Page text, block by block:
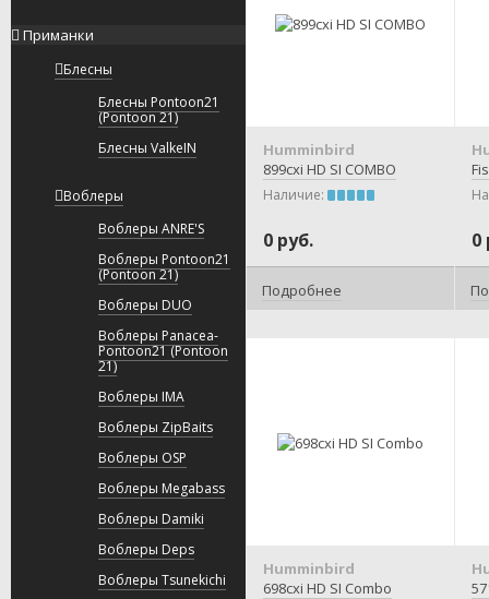
Humminbird
899cxi HD SI COMBO
Наличие:
0 руб.
Подробнее
0
Humminbird
698cxi HD SI Combo
Приманки
Блесны
Блесны Pontoon21
(Pontoon 21)
Блесны ValkeIN
Воблеры
Воблеры ANRE'S
Воблеры Pontoon21
(Pontoon 21)
Воблеры DUO
Воблеры Panacea-
Pontoon21 (Pontoon
21)
Воблеры IMA
Воблеры ZipBaits
Воблеры OSP
Воблеры Megabass
Воблеры Damiki
Воблеры Deps
Воблеры Tsunekichi